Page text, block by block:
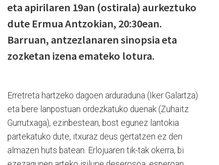
eta apirilaren 19an (ostirala) aurkeztuko
dute Ermua Antzokian, 20:30ean.
Barruan, antzezlanaren sinopsia eta
zozketan izena emateko lotura.
Erretreta hartzeko dagoen arduraduna (Iker Galartza)
eta bere lanpostuan ordezkatuko duenak (Zuhaitz
Gurrutxaga), ezinbestean, bost egunez lantokia
partekatuko dute, itxuraz deus gertatzen ez den
almazen huts batean. Erlojuaren tik-tak okerra, bi